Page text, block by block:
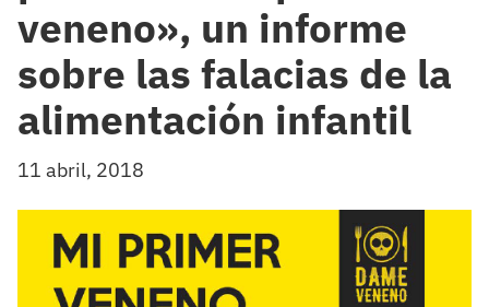
veneno», un informe
sobre las falacias de la
alimentación infantil
11 abril, 2018